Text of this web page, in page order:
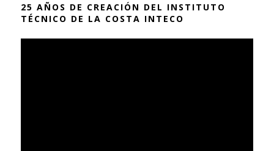
25 AÑOS DE CREACIÓN DEL INSTITUTO
TÉCNICO DE LA COSTA INTECO